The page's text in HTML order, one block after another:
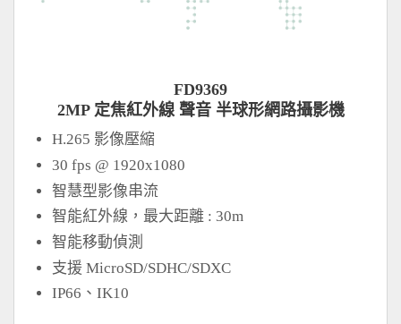
FD9369
2MP 定焦紅外線 聲音 半球形網路攝影機
H.265 影像壓縮
30 fps @ 1920x1080
智慧型影像串流
智能紅外線，最大距離 : 30m
智能移動偵測
支援 MicroSD/SDHC/SDXC
IP66、IK10